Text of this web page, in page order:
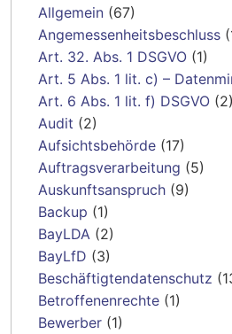
Allgemein (67)
Angemessenheitsbeschluss
Art. 32. Abs. 1 DSGVO (1)
Art. 5 Abs. 1 lit. c) –
Art. 6 Abs. 1 lit. f) DSGVO (2)
Audit (2)
Aufsichtsbehörde (17)
Auftragsverarbeitung (5)
Auskunftsanspruch (9)
Backup (1)
BayLDA (2)
BayLfD (3)
Beschäftigtendatenschutz
Betroffenenrechte (1)
Bewerber (1)